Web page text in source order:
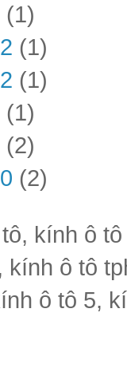
(1)
(1)
(1)
(1)
(2)
(2)
kính ô
kính ô tô
ô tô 5,